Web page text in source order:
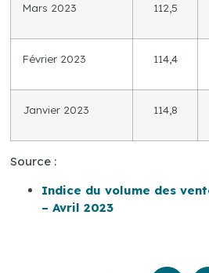
Mars 2023 112,5
Février 2023 114,4
Janvier 2023 114,8
Source :
Indice du volume des
– Avril 2023